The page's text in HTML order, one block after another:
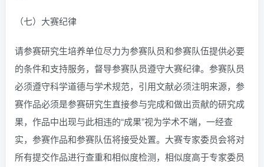
（七）大赛纪律
请参赛研究生培养单位尽力为参赛队员和参赛队伍提供必要
的条件和支持服务，督导参赛队员遵守大赛纪律。参赛队员
必须遵守科学道德与学术规范，引用文献必须注明来源，参
赛作品必须是参赛研究生直接参与完成和做出贡献的研究成
果，作品中出现与此相违的“成果”视为学术不端，一经查
实，参赛作品和参赛队伍将接受处置。大赛专家委员会将对
所有提交作品进行查重和相似度检测，相似度高于专家委员